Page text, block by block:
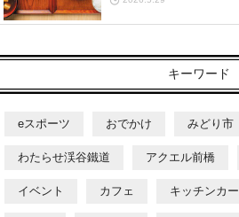
キーワード
eスポーツ おでかけ みどり市
わたらせ渓谷鐵道 アクエル前橋
イベント カフェ キッチンカー